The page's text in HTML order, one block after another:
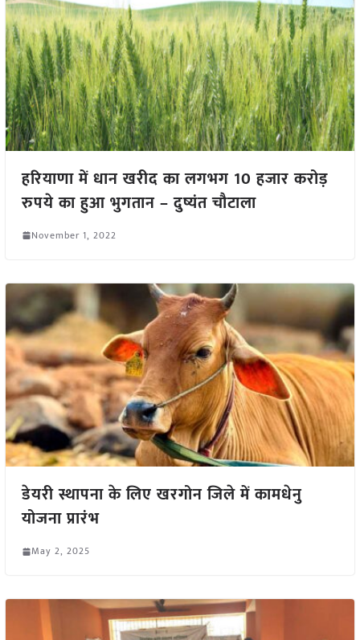
हरियाणा में धान खरीद का लगभग 10 हजार करोड़
रुपये का हुआ भुगतान – दुष्यंत चौटाला
November 1, 2022
डेयरी स्थापना के लिए खरगोन जिले में कामधेनु
योजना प्रारंभ
May 2, 2025